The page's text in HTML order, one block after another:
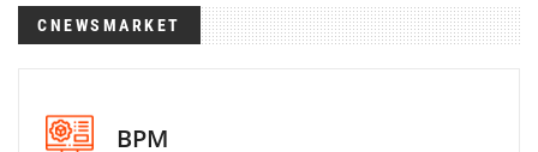
CNEWSMARKET
BPM